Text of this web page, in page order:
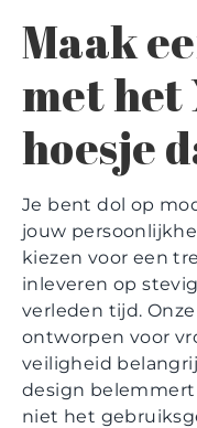
Maak
met het
hoesje
Je bent dol op
jouw
kiezen voor een
inleveren op
verleden tijd.
ontworpen voor
veiligheid
design
niet het